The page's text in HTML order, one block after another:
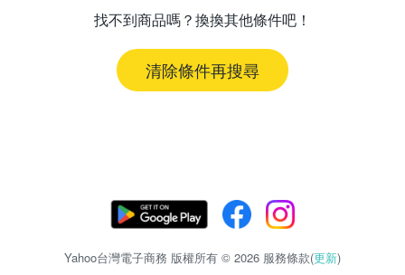
找不到商品嗎？換換其他條件吧！
清除條件再搜尋
Yahoo台灣電子商務 版權所有 © 2026 服務條款(更新)